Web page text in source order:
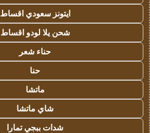
ايتونز سعودي اقساط
شحن يلا لودو اقساط
حناء شعر
حنا
ماتشا
شاي ماتشا
شدات ببجي تمارا